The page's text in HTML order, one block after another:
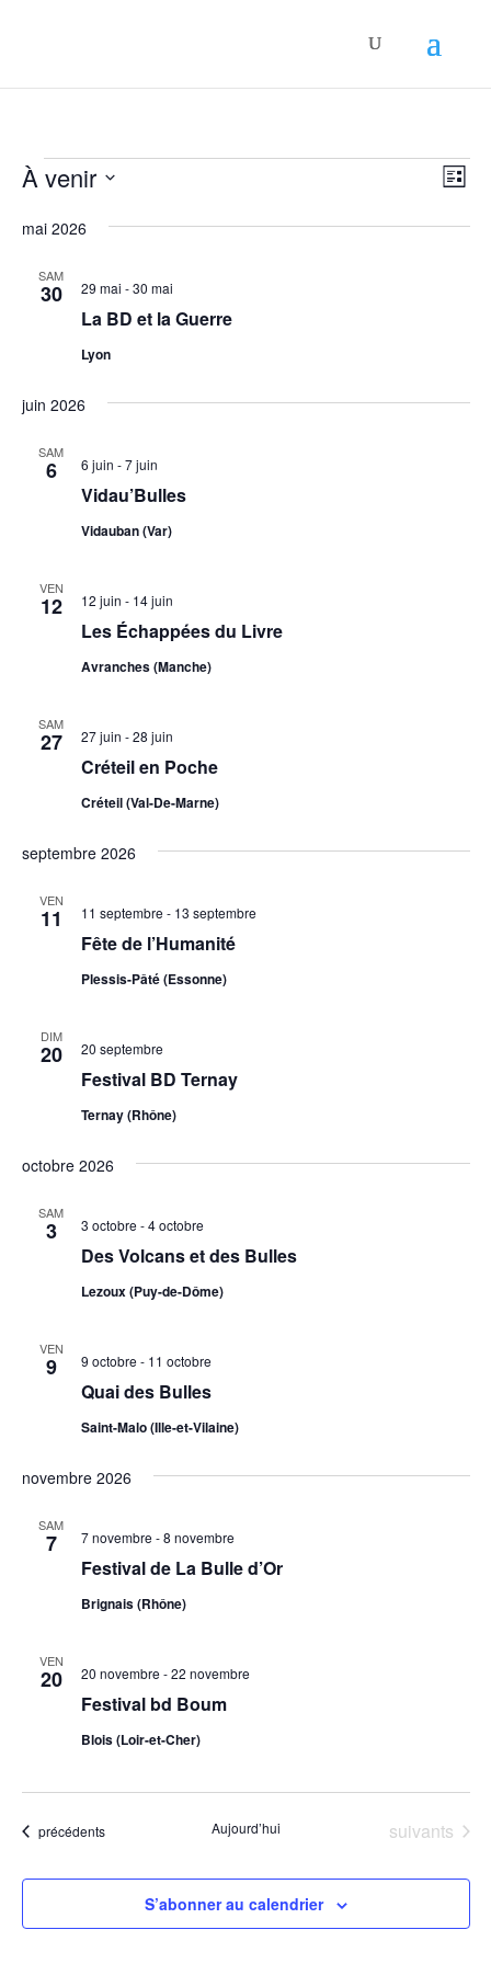
Évènements de
Liste
À venir
une
mai 2026
SAM
30
La BD et la Guerre
29 mai -30 mai
Lyon
juin 2026
SAM
6
Vidau’Bulles
6 juin -7 juin
Vidauban (Var)
VEN
12
Les Échappées du Livre
12 juin - 14 juin
Avranches (Manche)
SAM
27
Créteil en Poche
27 juin -28 juin
Créteil (Val-De-Marne)
septembre 2026
VEN
11
Fête de l’Humanité
11 septembre - 13 septembre
Plessis-Pâté (Essonne)
DIM
20
Festival BD Ternay
20 septembre
Ternay (Rhône)
octobre 2026
SAM
3
Des Volcans et des Bulles
3 octobre -4 octobre
Lezoux (Puy-de-Dôme)
VEN
9
Quai des Bulles
9 octobre - 11 octobre
Saint-Malo (Ille-et-Vilaine)
novembre 2026
SAM
7
Festival de La Bulle d’Or
7 novembre -8 novembre
Brignais (Rhône)
VEN
20
Festival bd Boum
20 novembre -22 novembre
Blois (Loir-et-Cher)
Évènements
précédents Aujourd’hui Évènements
suivants
S’abonner au calendrier